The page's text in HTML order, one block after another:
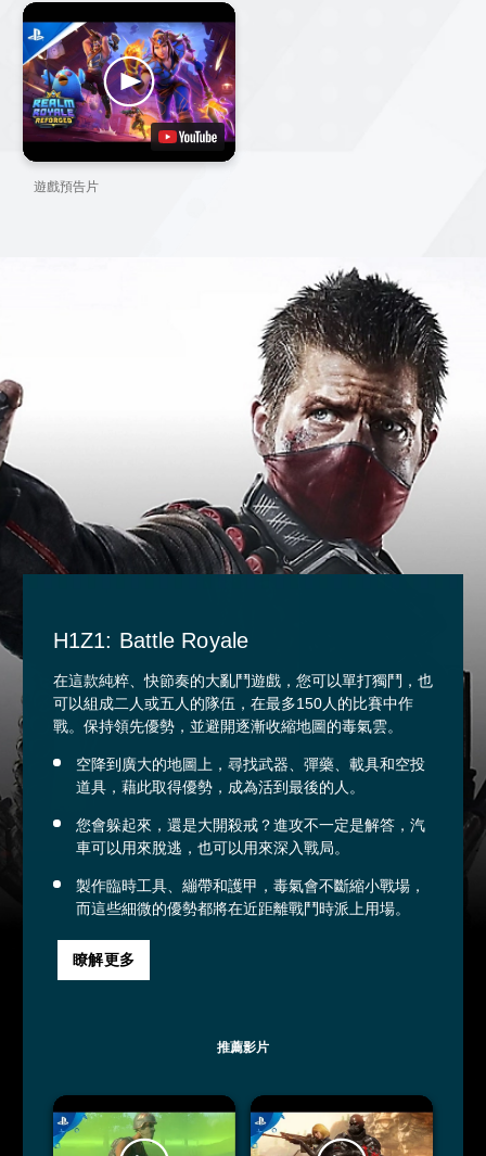
遊戲預告片
H1Z1: Battle Royale
在這款純粹、快節奏的大亂鬥遊戲，您可以單打獨鬥，也
可以組成二人或五人的隊伍，在最多150人的比賽中作
戰。保持領先優勢，並避開逐漸收縮地圖的毒氣雲。
空降到廣大的地圖上，尋找武器、彈藥、載具和空投
道具，藉此取得優勢，成為活到最後的人。
您會躲起來，還是大開殺戒？進攻不一定是解答，汽
車可以用來脫逃，也可以用來深入戰局。
製作臨時工具、繃帶和護甲，毒氣會不斷縮小戰場，
而這些細微的優勢都將在近距離戰鬥時派上用場。
瞭解更多
推薦影片